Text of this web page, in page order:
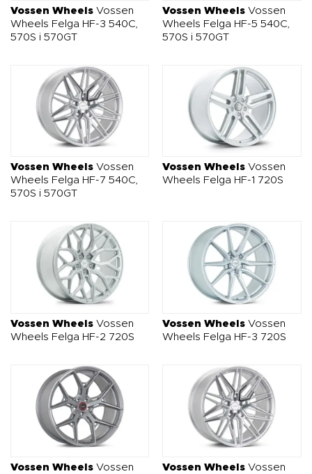
Vossen Wheels Vossen
Wheels Felga HF-3 540C,
570S i 570GT
Vossen Wheels Vossen
Wheels Felga HF-5 540C,
570S i 570GT
Vossen Wheels Vossen
Wheels Felga HF-7 540C,
570S i 570GT
Vossen Wheels Vossen
Wheels Felga HF-1 720S
Vossen Wheels Vossen
Wheels Felga HF-2 720S
Vossen Wheels Vossen
Wheels Felga HF-3 720S
Vossen Wheels Vossen
Vossen Wheels Vossen